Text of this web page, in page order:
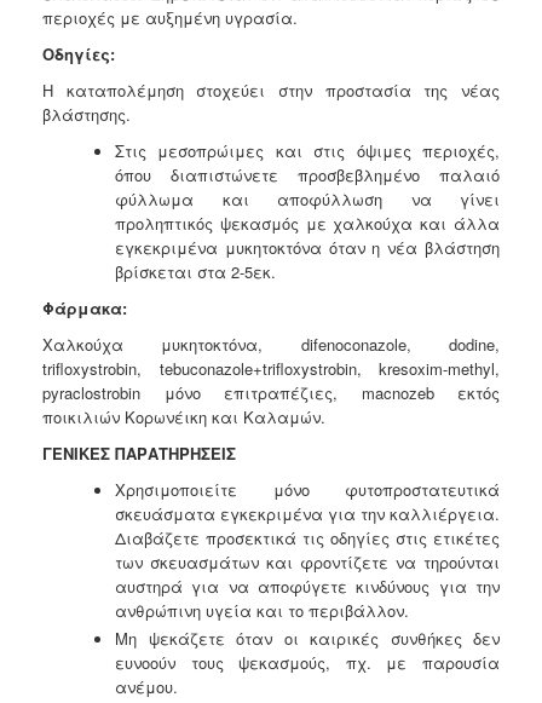
περιοχές με αυξημένη υγρασία.
Οδηγίες:
Η καταπολέμηση στοχεύει στην προστασία της νέας
βλάστησης.
Στις μεσοπρώιμες και στις όψιμες περιοχές,
όπου διαπιστώνετε προσβεβλημένο παλαιό
φύλλωμα και αποφύλλωση να γίνει
προληπτικός ψεκασμός με χαλκούχα και άλλα
εγκεκριμένα μυκητοκτόνα όταν η νέα βλάστηση
βρίσκεται στα 2-5εκ.
Φάρμακα:
Χαλκούχα μυκητοκτόνα, difenoconazole, dodine,
trifloxystrobin, tebuconazole+trifloxystrobin, kresoxim-methyl,
pyraclostrobin μόνο επιτραπέζιες, macnozeb εκτός
ποικιλιών Κορωνέικη και Καλαμών.
ΓΕΝΙΚΕΣ ΠΑΡΑΤΗΡΗΣΕΙΣ
Χρησιμοποιείτε μόνο φυτοπροστατευτικά
σκευάσματα εγκεκριμένα για την καλλιέργεια.
Διαβάζετε προσεκτικά τις οδηγίες στις ετικέτες
των σκευασμάτων και φροντίζετε να τηρούνται
αυστηρά για να αποφύγετε κινδύνους για την
ανθρώπινη υγεία και το περιβάλλον.
Μη ψεκάζετε όταν οι καιρικές συνθήκες δεν
ευνοούν τους ψεκασμούς, πχ. με παρουσία
ανέμου.